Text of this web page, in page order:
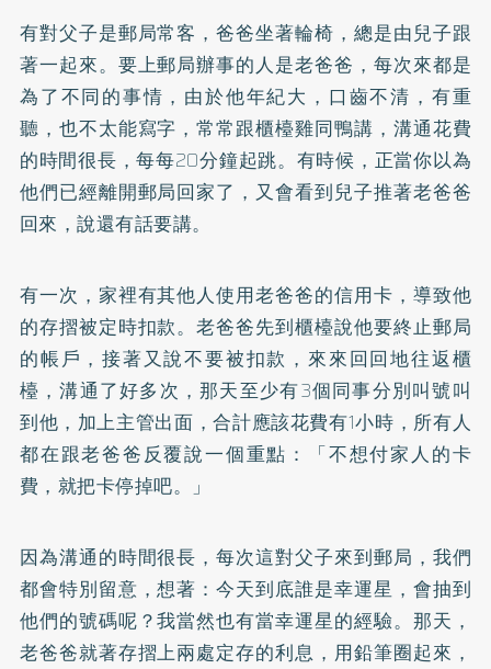
有對父子是郵局常客，爸爸坐著輪椅，總是由兒子跟
著一起來。要上郵局辦事的人是老爸爸，每次來都是
為了不同的事情，由於他年紀大，口齒不清，有重
聽，也不太能寫字，常常跟櫃檯雞同鴨講，溝通花費
的時間很長，每每20分鐘起跳。有時候，正當你以為
他們已經離開郵局回家了，又會看到兒子推著老爸爸
回來，說還有話要講。
有一次，家裡有其他人使用老爸爸的信用卡，導致他
的存摺被定時扣款。老爸爸先到櫃檯說他要終止郵局
的帳戶，接著又說不要被扣款，來來回回地往返櫃
檯，溝通了好多次，那天至少有3個同事分別叫號叫
到他，加上主管出面，合計應該花費有1小時，所有人
都在跟老爸爸反覆說一個重點：「不想付家人的卡
費，就把卡停掉吧。」
因為溝通的時間很長，每次這對父子來到郵局，我們
都會特別留意，想著：今天到底誰是幸運星，會抽到
他們的號碼呢？我當然也有當幸運星的經驗。那天，
老爸爸就著存摺上兩處定存的利息，用鉛筆圈起來，